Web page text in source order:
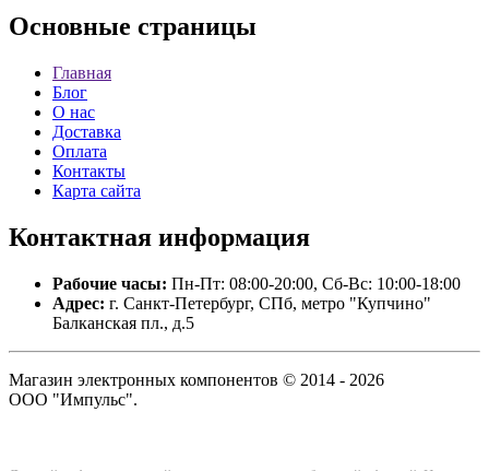
Основные страницы
Главная
Блог
О нас
Доставка
Оплата
Контакты
Карта сайта
Контактная информация
Рабочие часы: Пн-Пт: 08:00-20:00, Сб-Вс: 10:00-18:00
Адрес: г. Санкт-Петербург, СПб, метро "Купчино"
Балканская пл., д.5
Магазин электронных компонентов © 2014 - 2026
ООО "Импульс".